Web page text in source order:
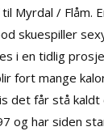
Myrdal / Flåm.
skuespiller
i en tidlig
fort mange
det får stå kaldt
og har siden